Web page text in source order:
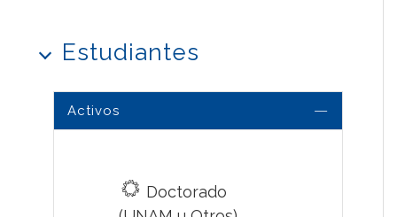
Estudiantes
Activos
Doctorado